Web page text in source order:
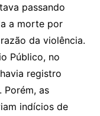
passando
a morte por
da violência.
Público, no
registro
Porém, as
indícios de